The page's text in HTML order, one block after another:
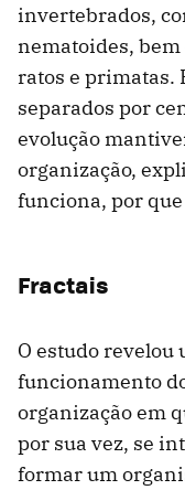
invertebrados,
nematoides,
ratos e primatas.
separados por
evolução
organização,
funciona, por
Fractais
O estudo
funcionamento
organização em
por sua vez, se
formar um